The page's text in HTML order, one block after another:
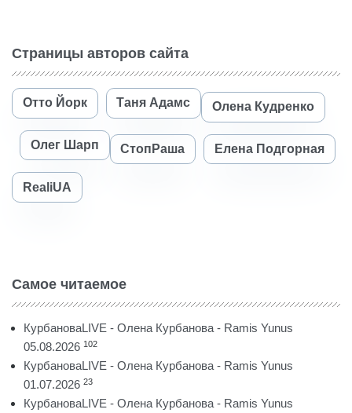
Страницы авторов сайта
Отто Йорк Таня Адамс Олена Кудренко
Олег Шарп СтопРаша Елена Подгорная
RealiUA
Самое читаемое
КурбановаLIVE - Олена Курбанова - Ramis Yunus
05.08.2026 102
КурбановаLIVE - Олена Курбанова - Ramis Yunus
01.07.2026 23
КурбановаLIVE - Олена Курбанова - Ramis Yunus